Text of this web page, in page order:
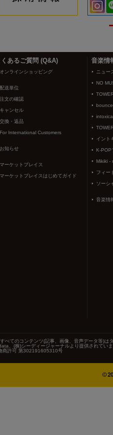
くあるご質問 (Q&A)
オンラインショッピング
配送単位
注文の確認
キャンセル
交換・返品
For International Customers
お知らせ
マーケットプレイス
マーケットプレイスはじめてガイド
音楽情
ニュー
NO
bounce
イント
K-POP
Mikiki -
フィー
ソーシ
音楽情
べてのコンテンツ(記事、画像、音声データ等)
、(株)シーディージャーナルより提供されてい
商許可 第302191605310号